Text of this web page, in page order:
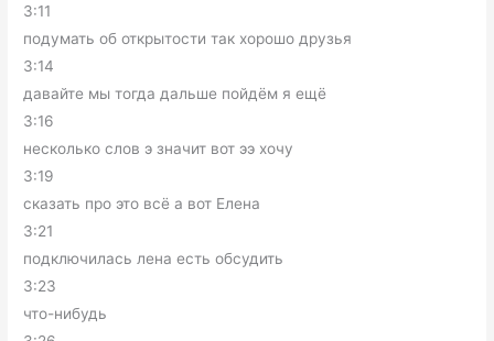
3:11
подумать об открытости так хорошо друзья
3:14
давайте мы тогда дальше пойдём я ещё
3:16
несколько слов э значит вот ээ хочу
3:19
сказать про это всё а вот Елена
3:21
подключилась лена есть обсудить
3:23
что-нибудь